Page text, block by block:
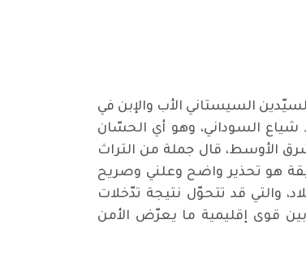
السيستاني الأب والإبن في
شياع السوداني، وهو أي الحسّان
الأوسط، قال جملة من التراث
هو تحذير واضح وعلني وصريح
والتي قد تتحوّل نتيجة تدّخلات
قوى إقليمية ما يعرّض الأمن